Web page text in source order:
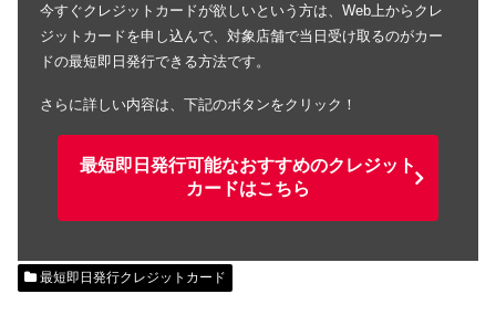
今すぐクレジットカードが欲しいという方は、Web上からクレ
ジットカードを申し込んで、対象店舗で当日受け取るのがカー
ドの最短即日発行できる方法です。
さらに詳しい内容は、下記のボタンをクリック！
最短即日発行可能なおすすめのクレジット
カードはこちら
最短即日発行クレジットカード